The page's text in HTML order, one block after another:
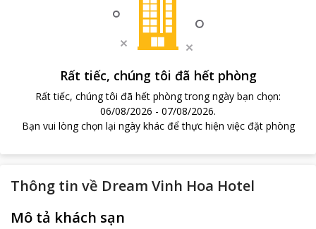
Rất tiếc, chúng tôi đã hết phòng
Rất tiếc, chúng tôi đã hết phòng trong ngày bạn chọn:
06/08/2026 - 07/08/2026.
Bạn vui lòng chọn lại ngày khác để thực hiện việc đặt phòng
Thông tin về Dream Vinh Hoa Hotel
Mô tả khách sạn